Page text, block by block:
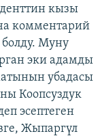
кызы
комментарий
болду. Муну
эки адамды
убадасы
Коопсуздук
эсептеген
Жыпаргүл